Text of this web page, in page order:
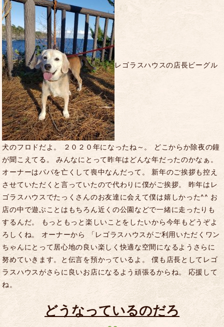
レゴラスハウスの店長ビーグル
犬のフロドだよ。 ２０２０年になったね～。 どこからか除夜の鐘
が聞こえてる。 みんなにとって昨年はどんな年だったのかなぁ。
オーナーはパパを亡くして喪中なんだって。 新年のご挨拶も控え
させていただくと言っていたので代わりに僕がご挨拶。 昨年はレ
ゴラスハウスでたっくさんのお友達に会えて僕は嬉しかった^^ お
店の中で遊ぶことはもちろん近くの公園などで一緒に走ったりも
するんだ。 もっともっと楽しいことをしたいから今年もどうぞよ
ろしくね。 オーナーから 「レゴラスハウスがご利用いただくワン
ちゃんにとって居心地の良い楽しく快適な空間になるようさらに
努めていきます。と伝言を預かっているよ。 僕も店長としてレゴ
ラスハウスがさらに良いお店になるよう頑張るからね。 応援して
ね。
どうなっているのだろ